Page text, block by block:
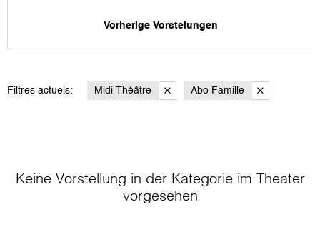
Vorherige Vorstelungen
Filtres actuels: Midi Théâtre Abo Famille
Keine Vorstellung in der Kategorie im Theater
vorgesehen